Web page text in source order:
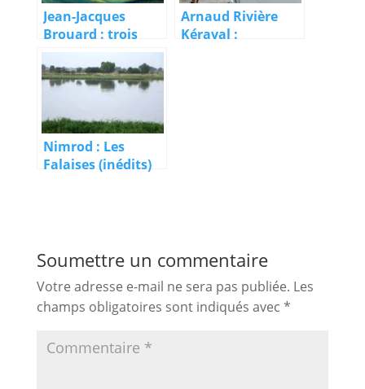
Jean-Jacques
Brouard : trois
poèmes
Arnaud Rivière
Kéraval :
Nimrod : Les
Falaises (inédits)
Soumettre un commentaire
Votre adresse e-mail ne sera pas publiée. Les
champs obligatoires sont indiqués avec *